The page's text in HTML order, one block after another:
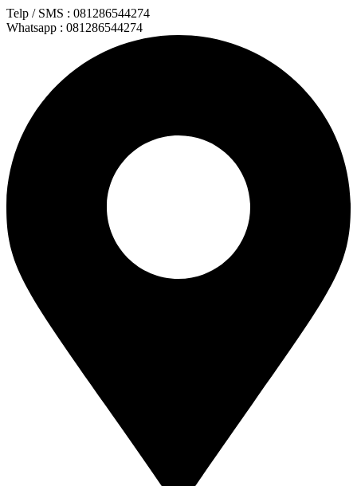
Lewati
ke
Telp / SMS : 081286544274
Whatsapp : 081286544274